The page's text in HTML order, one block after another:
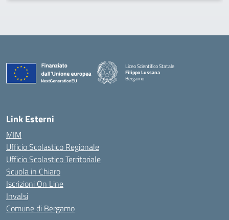
Liceo Scientifico Statale
Filippo Lussana
Bergamo
— Visita la pagina iniziale della scuola
Link Esterni
MIM
Ufficio Scolastico Regionale
Ufficio Scolastico Territoriale
Scuola in Chiaro
Iscrizioni On Line
Invalsi
Comune di Bergamo